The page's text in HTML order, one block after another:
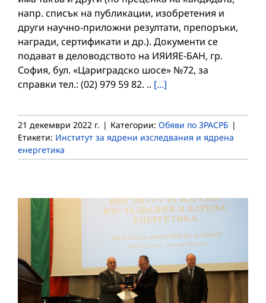
напр. списък на публикации, изобретения и
други научно-приложни резултати, препоръки,
награди, сертификати и др.). Документи се
подават в деловодството на ИЯИЯЕ-БАН, гр.
София, бул. «Цариградско шосе» №72, за
справки тел.: (02) 979 59 82. .. [...]
21 декември 2022 г. | Категории: Обяви по ЗРАСРБ |
Етикети: Институт за ядрени изследвания и ядрена
енергетика